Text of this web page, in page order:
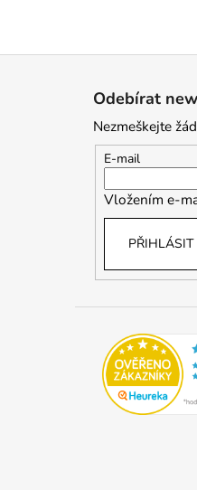
Odebírat
Nezmeškejte
E-mail
Vložením e-
PŘIHLÁSIT